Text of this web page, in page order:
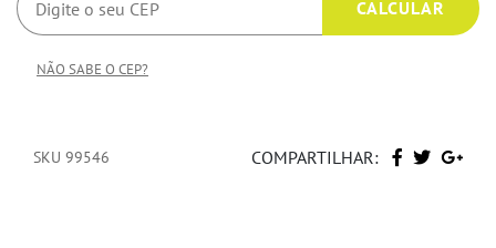
NÃO SABE O CEP?
SKU 99546 COMPARTILHAR: